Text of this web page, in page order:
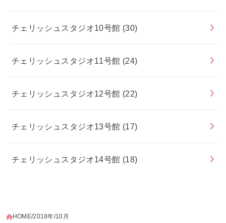
チェリッシュスタジオ10号館 (30)
チェリッシュスタジオ11号館 (24)
チェリッシュスタジオ12号館 (22)
チェリッシュスタジオ13号館 (17)
チェリッシュスタジオ14号館 (18)
HOME 2018年 10月